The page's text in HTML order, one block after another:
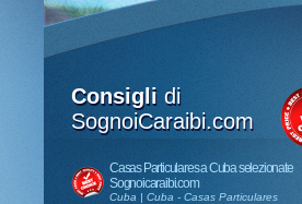
Consigli di
SognoiCaraibi.com
Casas Particulares a Cuba selezionate
Sognoicaraibi.com
Cuba | Cuba - Casas Particulares